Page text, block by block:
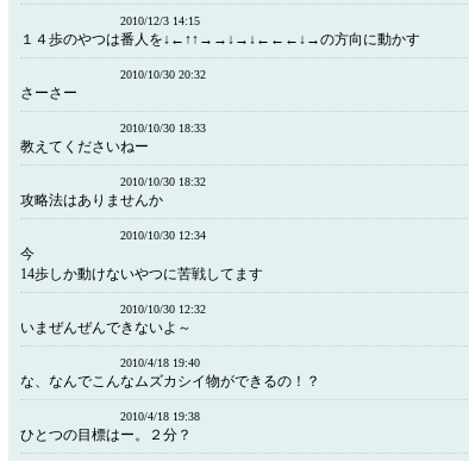
2010/12/3 14:15
１４歩のやつは番人を↓←↑↑→→↓→↓←←←↓→の方向に動かす
2010/10/30 20:32
さーさー
2010/10/30 18:33
教えてくださいねー
2010/10/30 18:32
攻略法はありませんか
2010/10/30 12:34
今
14歩しか動けないやつに苦戦してます
2010/10/30 12:32
いまぜんぜんできないよ～
2010/4/18 19:40
な、なんでこんなムズカシイ物ができるの！？
2010/4/18 19:38
ひとつの目標はー。２分？